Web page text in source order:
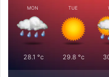
MON
28.1 °c
TUE
29.8 °c